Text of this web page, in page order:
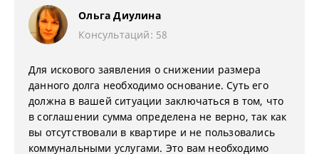
Ольга Диулина
Консультаций: 58
Для искового заявления о снижении размера
данного долга необходимо основание. Суть его
должна в вашей ситуации заключаться в том, что
в соглашении сумма определена не верно, так как
вы отсутствовали в квартире и не пользовались
коммунальными услугами. Это вам необходимо